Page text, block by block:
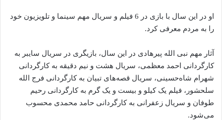
او در این سال با بازی در 6 فیلم و سریال مهم سینما و تلویزیون خود
را به مردم معرفی کرد.
آثار مهم نبی الله پیرهادی در این سال، بازیگری در سریال سایبر به
کارگردانی احمد معظمی، سریال هشت و نیم دقیقه به کارگردانی
شهرام شاه‌حسینی، سریال قصه‌های تبیان به کارگردانی فرج‌ الله
سلحشور، فیلم یک کیلو و بیست و یک گرم به کارگردانی رحیم
طوفان و سریال زعفرانی به کارگردانی حامد محمدی محسوب
می‌شود.